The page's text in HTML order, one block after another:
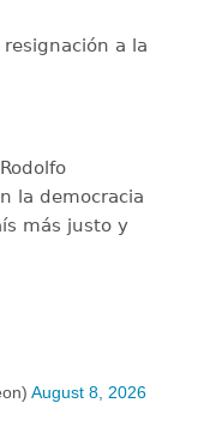
a la
la democracia
más justo y
August 8, 2026